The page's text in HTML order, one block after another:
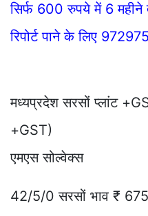
सिर्फ 600 रुपये में 6
रिपोर्ट पाने के लिए
मध्यप्रदेश सरसों प्लांट
+GST)
एमएस सोल्वेक्स
42/5/0 सरसों भाव ₹